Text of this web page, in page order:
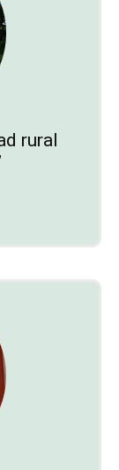
rural